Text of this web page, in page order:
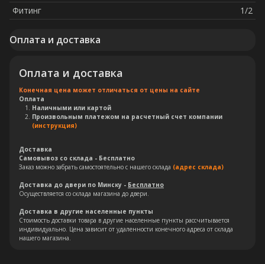
Фитинг
1/2
Оплата и доставка
Оплата и доставка
Конечная цена может отличаться от цены на сайте
Оплата
Наличными или картой
Произвольным платежом на расчетный счет компании
(инструкция)
Доставка
Самовывоз со склада - Бесплатно
Заказ можно забрать самостоятельно с нашего склада (адрес склада)
Доставка до двери по Минску - Бесплатно
Осуществляется со склада магазина до двери.
Доставка в другие населенные пункты
Стоимость доставки товара в другие населенные пункты рассчитывается
индивидуально. Цена зависит от удаленности конечного адреса от склада
нашего магазина.
Остались вопросы?
специалист свяжется с Вами в
кратчайшие сроки. Мы знаем
правильный выбор.
Консультация